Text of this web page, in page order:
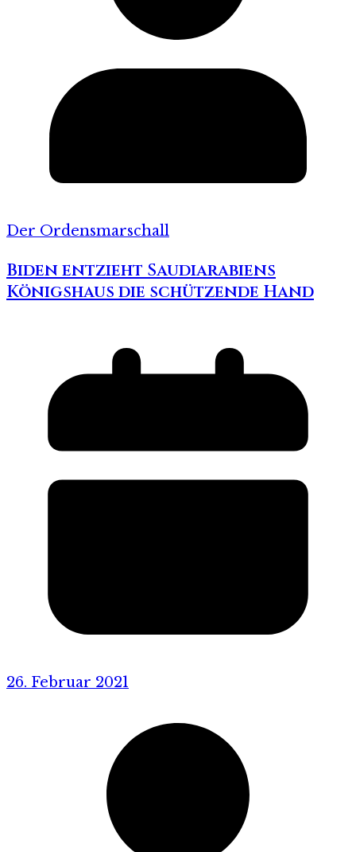
Der Ordensmarschall
Biden entzieht Saudiarabiens
Königshaus die schützende Hand
26. Februar 2021